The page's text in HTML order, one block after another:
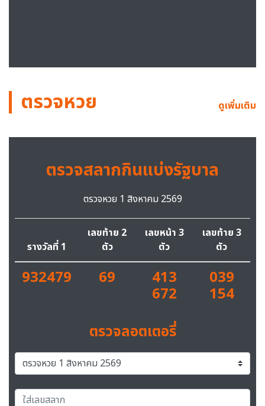
ตรวจหวย ดูเพิ่มเติม
ตรวจสลากกินแบ่งรัฐบาล
ตรวจหวย 1 สิงหาคม 2569
รางวัลที่ 1
เลขท้าย 2
ตัว
เลขหน้า 3
ตัว
เลขท้าย 3
ตัว
932479 69 413
672
039
154
ตรวจลอตเตอรี่